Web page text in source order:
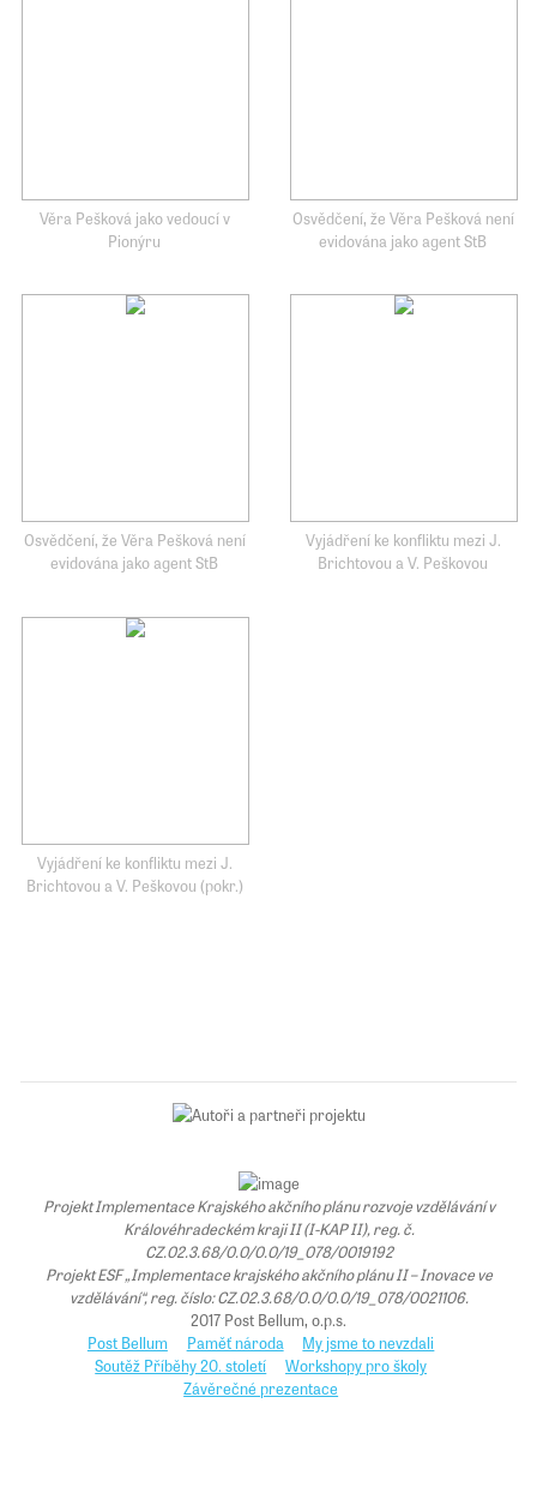
Věra Pešková jako vedoucí v
Pionýru
Osvědčení, že Věra Pešková není
evidována jako agent StB
Osvědčení, že Věra Pešková není
evidována jako agent StB
Vyjádření ke konfliktu mezi J.
Brichtovou a V. Peškovou
Vyjádření ke konfliktu mezi J.
Brichtovou a V. Peškovou (pokr.)
Projekt Implementace Krajského akčního plánu rozvoje vzdělávání v
Královéhradeckém kraji II (I-KAP II), reg. č.
CZ.02.3.68/0.0/0.0/19_078/0019192
Projekt ESF „Implementace krajského akčního plánu II – Inovace ve
vzdělávání“, reg. číslo: CZ.02.3.68/0.0/0.0/19_078/0021106.
2017 Post Bellum, o.p.s.
Post Bellum
Paměť národa
My jsme to nevzdali
Soutěž Příběhy 20. století
Workshopy pro školy
Závěrečné prezentace